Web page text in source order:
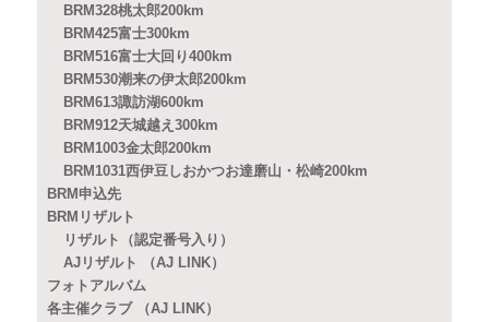
BRM328桃太郎200km
BRM425富士300km
BRM516富士大回り400km
BRM530潮来の伊太郎200km
BRM613諏訪湖600km
BRM912天城越え300km
BRM1003金太郎200km
BRM1031西伊豆しおかつお達磨山・松崎200km
BRM申込先
BRMリザルト
リザルト（認定番号入り）
AJリザルト （AJ LINK）
フォトアルバム
各主催クラブ （AJ LINK）